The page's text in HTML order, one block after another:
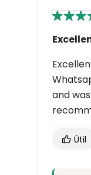
and
Útil